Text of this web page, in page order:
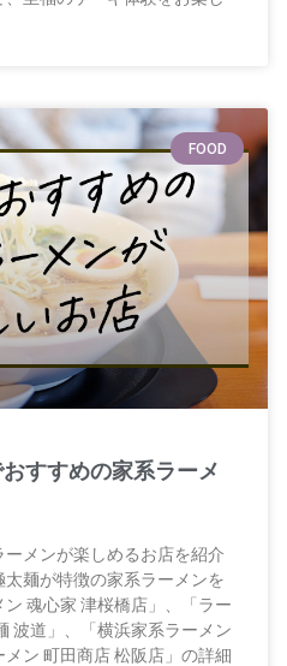
FOOD
おすすめの家系ラーメ
メンが楽しめるお店を紹介
麺が特徴の家系ラーメンを
魂心家 津桜橋店」、「ラー
波道」、「横浜家系ラーメン
ン 町田商店 松阪店」の詳細